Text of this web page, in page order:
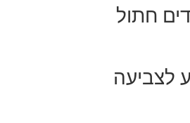
חתול
לצביעה